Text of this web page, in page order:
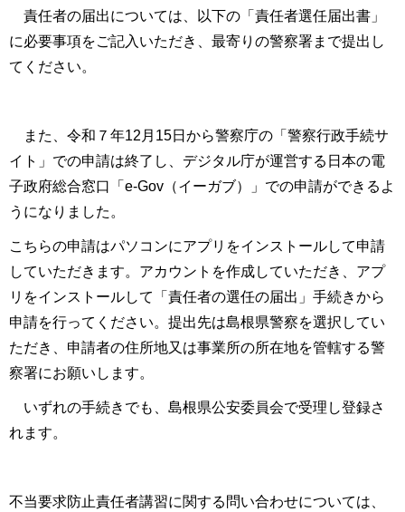
責任者の届出については、以下の「責任者選任届出書」
に必要事項をご記入いただき、最寄りの警察署まで提出し
てください。
また、令和７年12月15日から警察庁の「警察行政手続サ
イト」での申請は終了し、デジタル庁が運営する日本の電
子政府総合窓口「e-Gov（イーガブ）」での申請ができるよ
うになりました。
こちらの申請はパソコンにアプリをインストールして申請
していただきます。アカウントを作成していただき、アプ
リをインストールして「責任者の選任の届出」手続きから
申請を行ってください。提出先は島根県警察を選択してい
ただき、申請者の住所地又は事業所の所在地を管轄する警
察署にお願いします。
いずれの手続きでも、島根県公安委員会で受理し登録さ
れます。
不当要求防止責任者講習に関する問い合わせについては、